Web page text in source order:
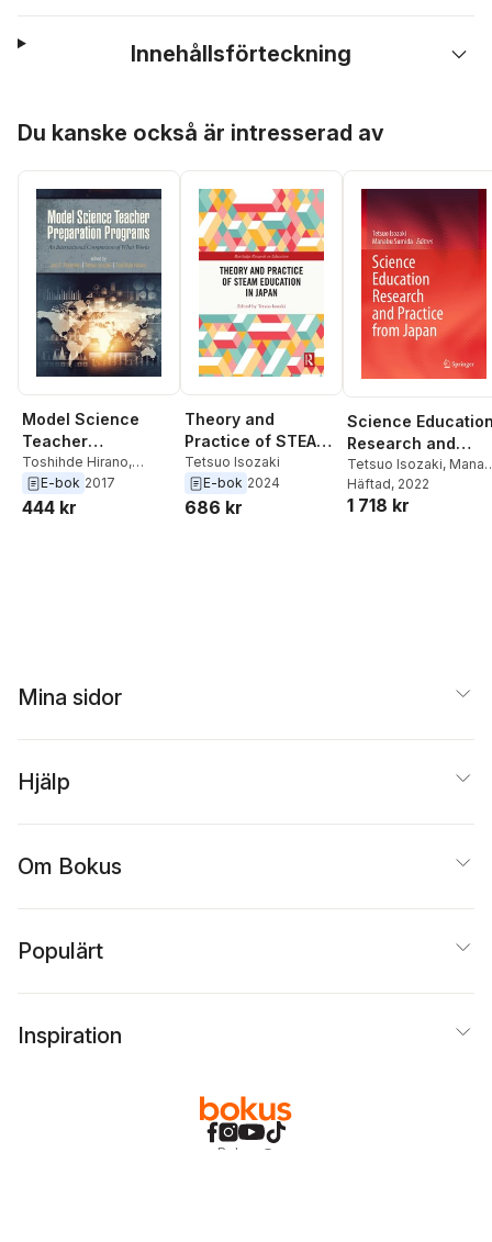
Innehållsförteckning
Du kanske också är intresserad av
Model Science
Teacher
Preparation
Programs
Toshihde Hirano,
Tetsuo Isozaki
Pedersen
E-bok 2017
444 kr
Theory and
Practice of STEAM
Education in Japan
Tetsuo Isozaki
E-bok 2024
686 kr
Science
Research and
Practice from
Japan
Tetsuo Isozaki,
Sumida
Häftad, 2022
1 718 kr
Mina sidor
Hjälp
Om Bokus
Populärt
Inspiration
Bokus
@